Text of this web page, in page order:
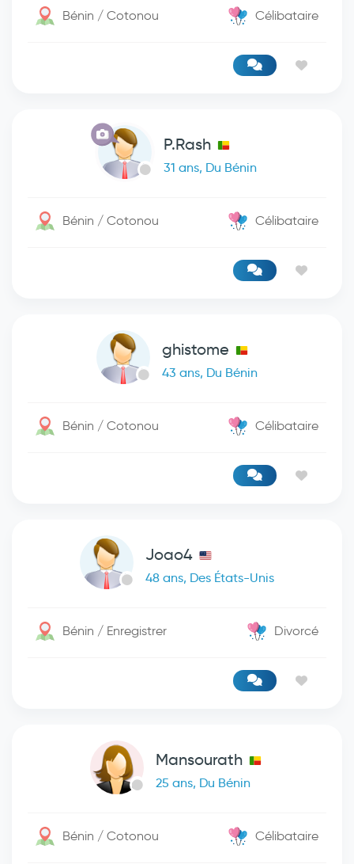
Bénin / Cotonou Célibataire
P.Rash
31 ans, Du Bénin
Bénin / Cotonou Célibataire
ghistome
43 ans, Du Bénin
Bénin / Cotonou Célibataire
Joao4
48 ans, Des États-Unis
Bénin / Enregistrer Divorcé
Mansourath
25 ans, Du Bénin
Bénin / Cotonou Célibataire